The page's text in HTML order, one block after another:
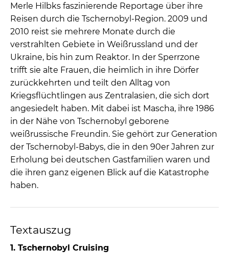
Merle Hilbks faszinierende Reportage über ihre
Reisen durch die Tschernobyl-Region. 2009 und
2010 reist sie mehrere Monate durch die
verstrahlten Gebiete in Weißrussland und der
Ukraine, bis hin zum Reaktor. In der Sperrzone
trifft sie alte Frauen, die heimlich in ihre Dörfer
zurückkehrten und teilt den Alltag von
Kriegsflüchtlingen aus Zentralasien, die sich dort
angesiedelt haben. Mit dabei ist Mascha, ihre 1986
in der Nähe von Tschernobyl geborene
weißrussische Freundin. Sie gehört zur Generation
der Tschernobyl-Babys, die in den 90er Jahren zur
Erholung bei deutschen Gastfamilien waren und
die ihren ganz eigenen Blick auf die Katastrophe
haben.
Textauszug
1. Tschernobyl Cruising